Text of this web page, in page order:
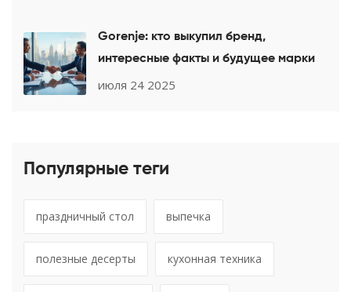
Gorenje: кто выкупил бренд,
интересные факты и будущее марки
июля 24 2025
Популярные теги
праздничный стол выпечка
полезные десерты кухонная техника